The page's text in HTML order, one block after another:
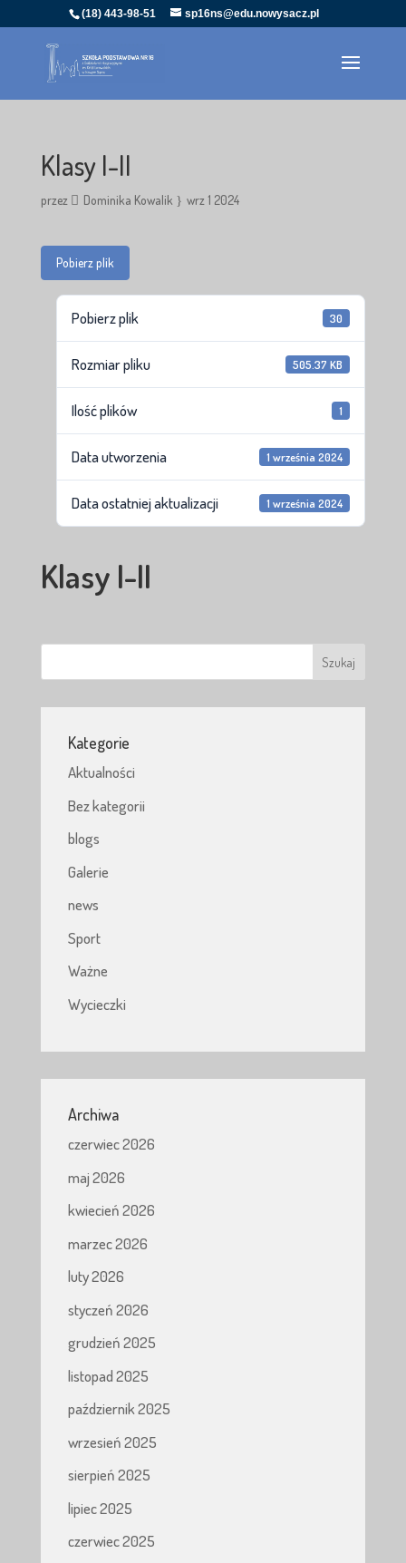
(18) 443-98-51 sp16ns@edu.nowysacz.pl
Klasy I-II
przez Dominika Kowalik wrz 1 2024
Pobierz plik
Pobierz plik 30
Rozmiar pliku 505.37 KB
Ilość plików 1
Data utworzenia 1 września 2024
Data ostatniej aktualizacji 1 września 2024
Klasy I-II
Kategorie
Aktualności
Bez kategorii
blogs
Galerie
news
Sport
Ważne
Wycieczki
Archiwa
czerwiec 2026
maj 2026
kwiecień 2026
marzec 2026
luty 2026
styczeń 2026
grudzień 2025
listopad 2025
październik 2025
wrzesień 2025
sierpień 2025
lipiec 2025
czerwiec 2025